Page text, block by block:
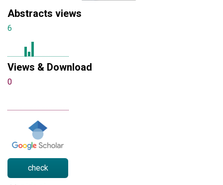
Abstracts views
6
Views & Download
0
check